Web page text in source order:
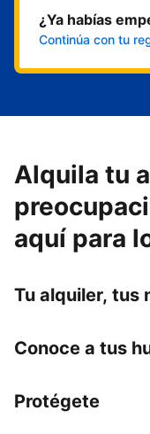
¿Ya habías
Continúa con tu
Alquila tu
aquí para
Tu alquiler, tus
Conoce a tus
Protégete